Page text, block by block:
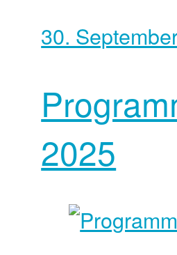
30.
2025